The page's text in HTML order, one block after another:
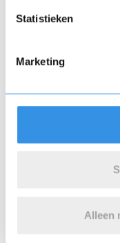
Statistieken
Marketing
Alleen
medewerking
0
Nuttig
(0 like)
J.
26 mei 2025